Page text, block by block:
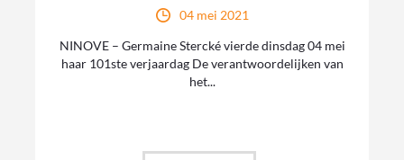
04 mei 2021
NINOVE – Germaine Stercké vierde dinsdag 04 mei
haar 101ste verjaardag De verantwoordelijken van
het...